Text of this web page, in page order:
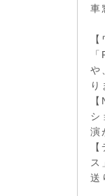
車
や
り
シ
演
ス
送